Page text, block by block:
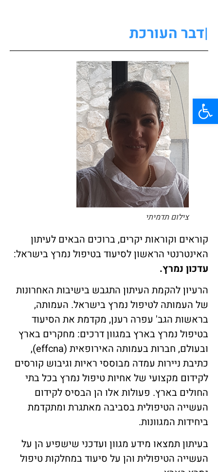
פתח סרגל נגישות
|דבר העורכת
צילום תדמיתי
קוראים וקוראות יקרים, ברוכים הבאים לעיתון
האינטרנטי הראשון לסיעוד בטיפול נמרץ בישראל:
עדכון נמרץ.
הרעיון להקמת העיתון התגבש בישיבות האחרונות
של העמותה לטיפול נמרץ בישראל. העמותה,
בראשות הגב' עפרה רענן, מקדמת את הסיעוד
בטיפול נמרץ בארץ במגוון דרכים: מחקרים בארץ
ובעולם, חברות בעמותה האירופאית (effcna),
כתיבת ניירות עמדה מבוססי ראיות וגיבוש קורסים
לקידום מקצועי של אחיות טיפול נמרץ בכל בתי
החולים בארץ. פעולות אלו הן הבסיס לקידום
העשייה הטיפולית בסביבה מאתגרת ומתקדמת
ביחידות המגוונות.
בעיתון תמצאו מידע מגוון ועדכני שישפיע הן על
העשייה הטיפולית והן על סיעוד במחלקות טיפול